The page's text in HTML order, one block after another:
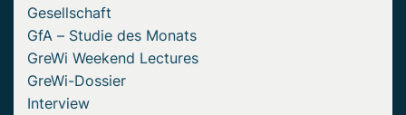
Gesellschaft
GfA – Studie des Monats
GreWi Weekend Lectures
GreWi-Dossier
Interview